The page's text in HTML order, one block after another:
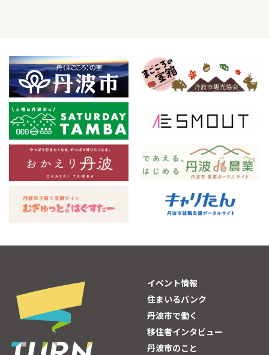
イベント情報
住まいるバンク
丹波市で働く
移住者インタビュー
丹波市のこと